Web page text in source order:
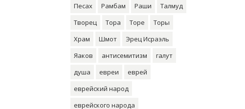
Песах
Рамбам Раши
Талмуд
Творец
Тора Торе
Торы
Храм
Шмот
Эрец Исраэль
Яаков
антисемитизм
галут
душа
евреи
еврей
еврейский народ
еврейского народа